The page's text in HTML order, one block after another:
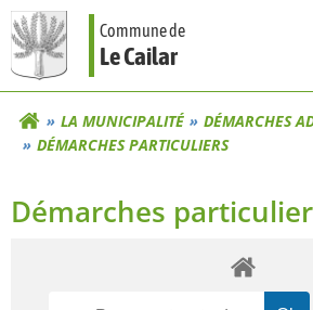
Aller
au
contenu
Commune de
Le Cailar
LA MUNICIPALITÉ
DÉMARCHES
DÉMARCHES PARTICULIERS
Démarches